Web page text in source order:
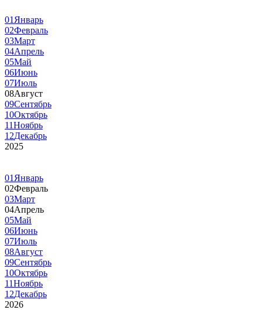
01 Январь
02Февраль
03Март
04Апрель
05Май
06Июнь
07Июль
08Август
09Сентябрь
10Октябрь
11Ноябрь
12Декабрь
2025
01 Январь
02Февраль
03Март
04Апрель
05Май
06Июнь
07Июль
08Август
09Сентябрь
10Октябрь
11Ноябрь
12Декабрь
2026